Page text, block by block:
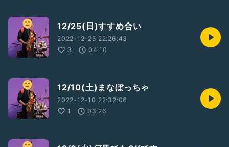
12/25(日)すすめ合い
2022-12-25 22:26:43
3
04:10
12/10(土)まなぼっちゃ
2022-12-10 22:32:06
1
03:26